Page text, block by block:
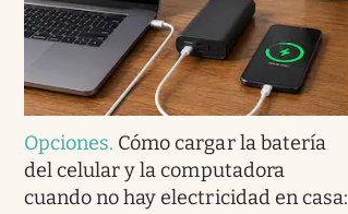
Opciones. Cómo cargar la batería
del celular y la computadora
cuando no hay electricidad en casa: